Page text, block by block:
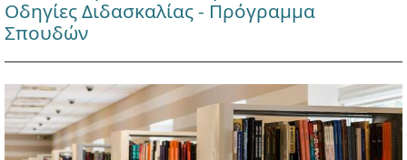
Οδηγίες Διδασκαλίας - Πρόγραμμα
Σπουδών